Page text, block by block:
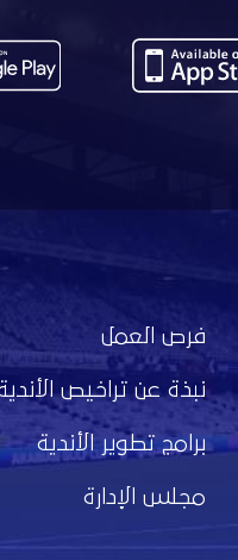
فرص العمل
نبذة عن تراخيص
برامج تطوير الأندية
مجلس الإدارة